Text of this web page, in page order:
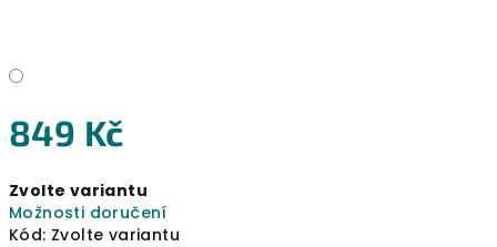
849 Kč
cena:
Zvolte variantu
Možnosti doručení
Kód: Zvolte variantu